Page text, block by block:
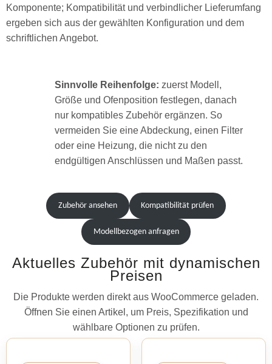
Komponente; Kompatibilität und verbindlicher Lieferumfang
ergeben sich aus der gewählten Konfiguration und dem
schriftlichen Angebot.
Sinnvolle Reihenfolge: zuerst Modell,
Größe und Ofenposition festlegen, danach
nur kompatibles Zubehör ergänzen. So
vermeiden Sie eine Abdeckung, einen Filter
oder eine Heizung, die nicht zu den
endgültigen Anschlüssen und Maßen passt.
Zubehör ansehen Kompatibilität prüfen
Modellbezogen anfragen
Aktuelles Zubehör mit dynamischen
Preisen
Die Produkte werden direkt aus WooCommerce geladen.
Öffnen Sie einen Artikel, um Preis, Spezifikation und
wählbare Optionen zu prüfen.